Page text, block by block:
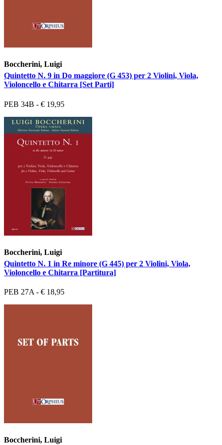
Boccherini, Luigi
Quintetto N. 9 in Do maggiore (G 453) per 2 Violini, Viola,
Violoncello e Chitarra [Set Parti]
PEB 34B - € 19,95
Boccherini, Luigi
Quintetto N. 1 in Re minore (G 445) per 2 Violini, Viola,
Violoncello e Chitarra [Partitura]
PEB 27A - € 18,95
Boccherini, Luigi